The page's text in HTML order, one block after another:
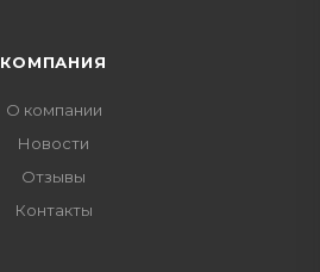
КОМПАНИЯ
О компании
Новости
Отзывы
Контакты